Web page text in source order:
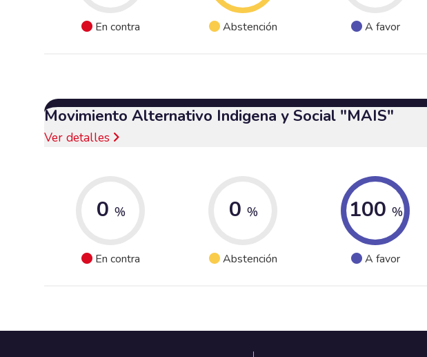
En contra Abstención A favor
Movimiento Alternativo Indigena y Social "MAIS"
Ver detalles
0 %
En contra
0 %
Abstención
100 %
A favor